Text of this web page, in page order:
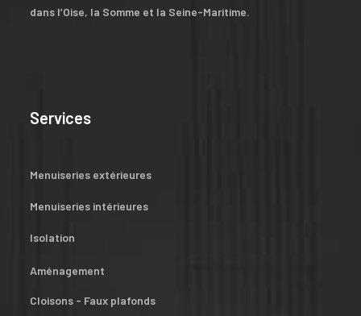
dans l’Oise, la Somme et la Seine-Maritime.
Services
Menuiseries extérieures
Menuiseries intérieures
Isolation
Aménagement
Cloisons - Faux plafonds